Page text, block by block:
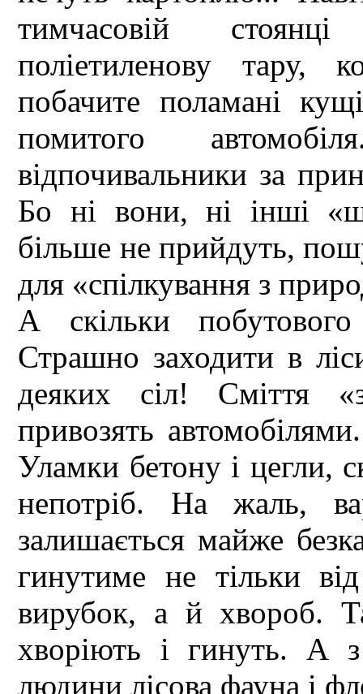
тимчасовій
поліетиленову тару,
побачите поламані
помитого
відпочивальники за
Бо ні вони, ні інші
більше не прийдуть,
для «спілкування з
А скільки
Страшно заходити в
деяких сіл! Сміття
привозять
Уламки бетону і цегли,
непотріб. На жаль,
залишається майже
гинутиме не тільки
вирубок, а й хвороб.
хворіють і гинуть. А
людини лісова фауна і